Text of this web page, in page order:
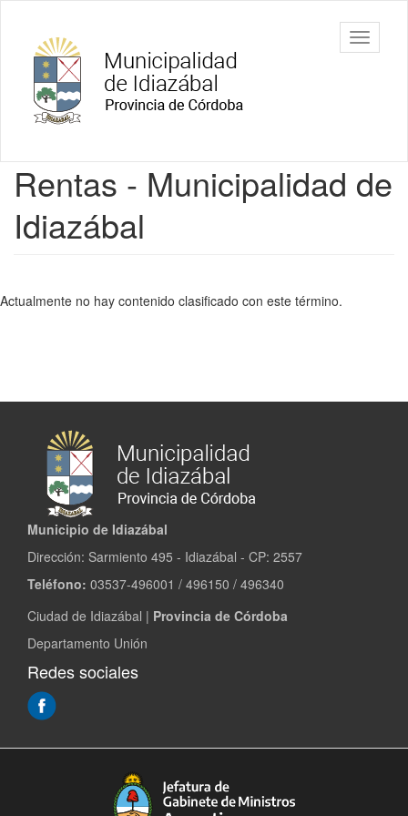
contenido
principal
Municipalidad
de Idiazábal
barra
Contenido
principal
Rentas - Municipalidad de
Idiazábal
Actualmente no hay contenido clasificado con este término.
Municipio de Idiazábal
Dirección: Sarmiento 495 - Idiazábal - CP: 2557
Teléfono: 03537-496001 / 496150 / 496340
Ciudad de Idiazábal | Provincia de Córdoba
Departamento Unión
Redes sociales